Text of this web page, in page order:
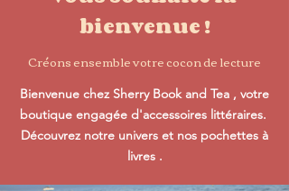
bienvenue !
Créons ensemble votre cocon delecture
Bienvenue chez Sherry Book and Tea , votre
boutique engagée d'accessoires littéraires.
Découvrez notre univers et nos pochettes à
livres .